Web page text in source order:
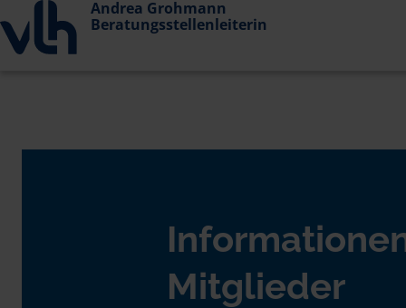
Andrea Grohmann
Beratungsstellenleiterin
Mitglieder